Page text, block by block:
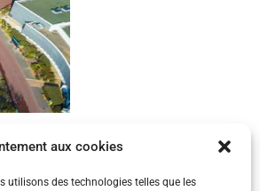
aux cookies
utilisons des technologies telles que les